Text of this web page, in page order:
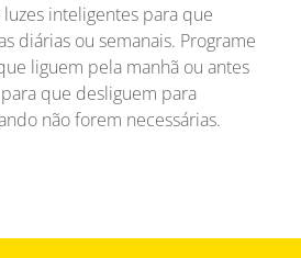
inteligentes para que
diárias ou semanais. Programe
liguem pela manhã ou antes
que desliguem para
não forem necessárias.